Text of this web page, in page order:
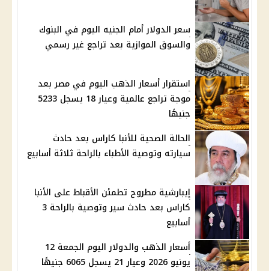
سعر الدولار أمام الجنيه اليوم في البنوك
والسوق الموازية بعد تراجع غير رسمي
استقرار أسعار الذهب اليوم في مصر بعد
موجة تراجع عالمية وعيار 18 يسجل 5233
جنيهًا
الحالة الصحية للأنبا كاراس بعد حادث
سيارته وتوصية الأطباء بالراحة ثلاثة أسابيع
إيبارشية مطروح تطمئن الأقباط على الأنبا
كاراس بعد حادث سير وتوصية بالراحة 3
أسابيع
أسعار الذهب والدولار اليوم الجمعة 12
يونيو 2026 وعيار 21 يسجل 6065 جنيهًا